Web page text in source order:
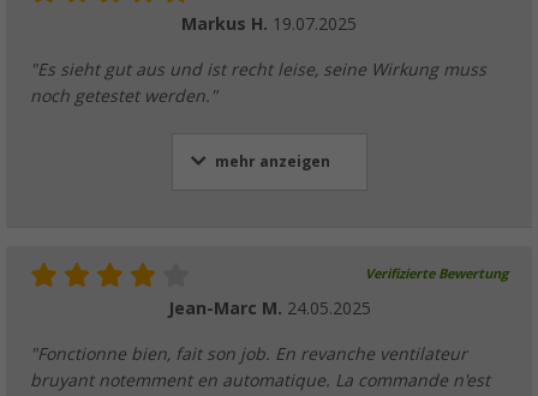
Markus H. 19.07.2025
"Es sieht gut aus und ist recht leise, seine Wirkung muss
noch getestet werden."
mehr anzeigen
Verifizierte Bewertung
Jean-Marc M. 24.05.2025
"Fonctionne bien, fait son job. En revanche ventilateur
bruyant notemment en automatique. La commande n'est